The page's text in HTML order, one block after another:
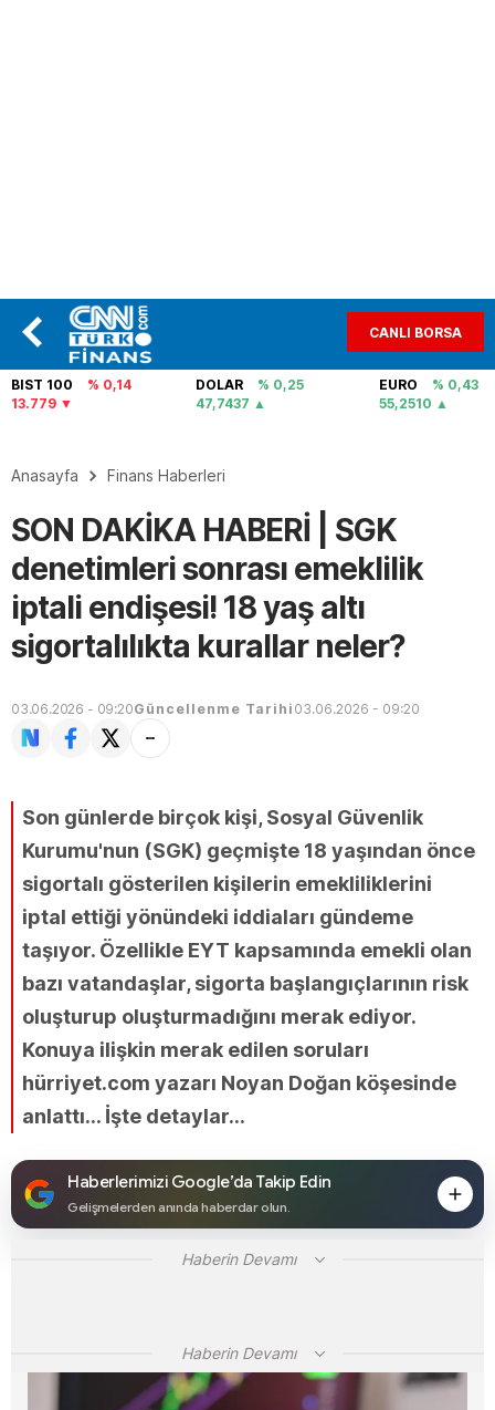
CANLI BORSA
BIST 100
% 0,14
13.779
DOLAR
% 0,25
47,7437
EURO
% 0,43
55,2510
Anasayfa Finans Haberleri
SON DAKİKA HABERİ | SGK
denetimleri sonrası emeklilik
iptali endişesi! 18 yaş altı
sigortalılıkta kurallar neler?
03.06.2026 - 09:20Güncellenme Tarihi 03.06.2026 - 09:20
Son günlerde birçok kişi, Sosyal Güvenlik
Kurumu'nun (SGK) geçmişte 18 yaşından önce
sigortalı gösterilen kişilerin emekliliklerini
iptal ettiği yönündeki iddiaları gündeme
taşıyor. Özellikle EYT kapsamında emekli olan
bazı vatandaşlar, sigorta başlangıçlarının risk
oluşturup oluşturmadığını merak ediyor.
Konuya ilişkin merak edilen soruları
hürriyet.com yazarı Noyan Doğan köşesinde
anlattı... İşte detaylar...
Haberlerimizi Google’da Takip Edin
Gelişmelerden anında haberdar olun.
Haberin Devamı
Haberin Devamı